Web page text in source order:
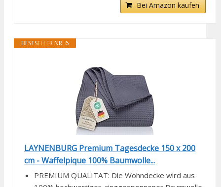
Bei Amazon kaufen
BESTSELLER NR. 6
LAYNENBURG Premium Tagesdecke 150 x 200
cm - Waffelpique 100% Baumwolle...
PREMIUM QUALITÄT: Die Wohndecke wird aus